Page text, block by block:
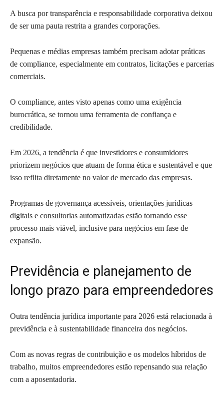
A busca por transparência e responsabilidade corporativa deixou
de ser uma pauta restrita a grandes corporações.
Pequenas e médias empresas também precisam adotar práticas
de compliance, especialmente em contratos, licitações e parcerias
comerciais.
O compliance, antes visto apenas como uma exigência
burocrática, se tornou uma ferramenta de confiança e
credibilidade.
Em 2026, a tendência é que investidores e consumidores
priorizem negócios que atuam de forma ética e sustentável e que
isso reflita diretamente no valor de mercado das empresas.
Programas de governança acessíveis, orientações jurídicas
digitais e consultorias automatizadas estão tornando esse
processo mais viável, inclusive para negócios em fase de
expansão.
Previdência e planejamento de
longo prazo para empreendedores
Outra tendência jurídica importante para 2026 está relacionada à
previdência e à sustentabilidade financeira dos negócios.
Com as novas regras de contribuição e os modelos híbridos de
trabalho, muitos empreendedores estão repensando sua relação
com a aposentadoria.